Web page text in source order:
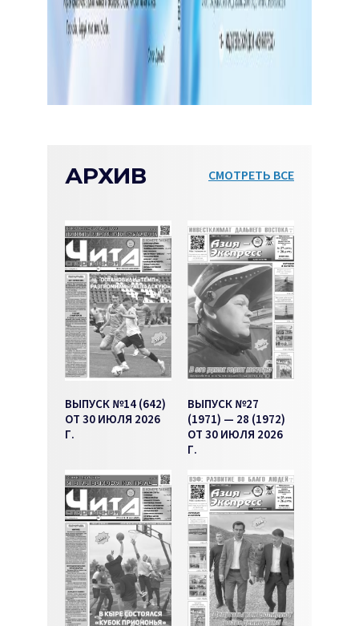
АРХИВ СМОТРЕТЬ ВСЕ
ВЫПУСК №14 (642)
ОТ 30 ИЮЛЯ 2026
Г.
ВЫПУСК №27
(1971) — 28 (1972)
ОТ 30 ИЮЛЯ 2026
Г.